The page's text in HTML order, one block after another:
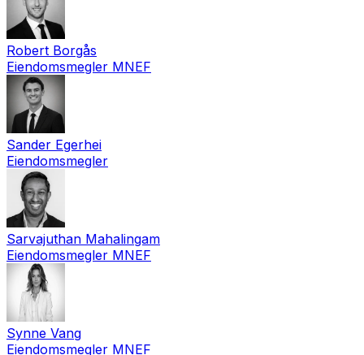
Robert Borgås
Eiendomsmegler MNEF
Sander Egerhei
Eiendomsmegler
Sarvajuthan Mahalingam
Eiendomsmegler MNEF
Synne Vang
Eiendomsmegler MNEF